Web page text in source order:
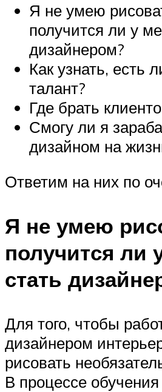
Я не умею
получится ли у
дизайнером?
Как узнать, есть
талант?
Где брать
Смогу ли я
дизайном на
Ответим на них по
Я не умею
получится ли
стать
Для того, чтобы
дизайнером
рисовать
В процессе обучения